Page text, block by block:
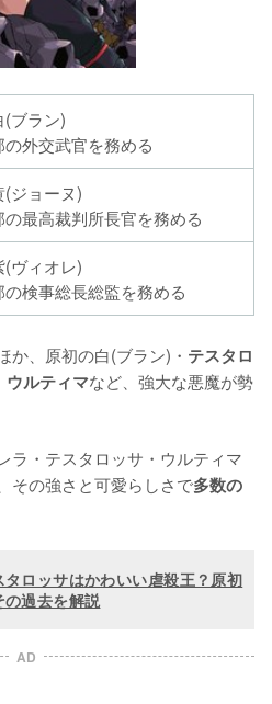
(ブラン)
の外交武官を務める
(ジョーヌ)
の最高裁判所長官を務める
(ヴィオレ)
の検事総長総監を務める
か、原初の白(ブラン)・ テスタロ
ウルティマなど、強大な悪魔が勢
ラ・テスタロッサ・ウルティマ
その強さと可愛らしさで多数の
タロッサはかわいい虐殺王？原初
過去を解説
AD